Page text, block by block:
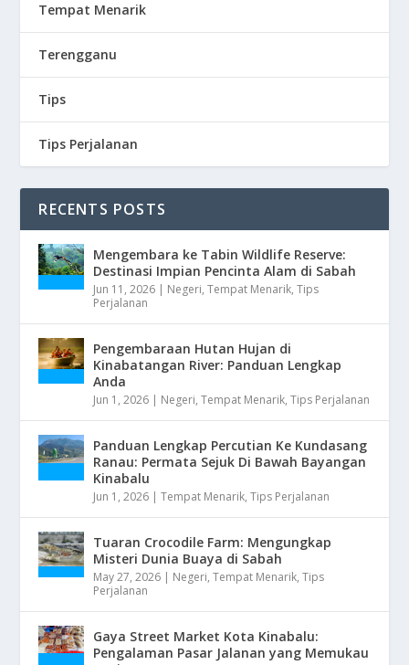
Tempat Menarik
Terengganu
Tips
Tips Perjalanan
RECENTS POSTS
Mengembara ke Tabin Wildlife Reserve:
Destinasi Impian Pencinta Alam di Sabah
Jun 11, 2026 | Negeri,Tempat Menarik,Tips
Perjalanan
Pengembaraan Hutan Hujan di
Kinabatangan River: Panduan Lengkap
Anda
Jun 1, 2026 | Negeri,Tempat Menarik,Tips Perjalanan
Panduan Lengkap Percutian Ke Kundasang
Ranau: Permata Sejuk Di Bawah Bayangan
Kinabalu
Jun 1, 2026 |Tempat Menarik,Tips Perjalanan
Tuaran Crocodile Farm: Mengungkap
Misteri Dunia Buaya di Sabah
May 27, 2026 | Negeri,Tempat Menarik,Tips
Perjalanan
Gaya Street Market Kota Kinabalu:
Pengalaman Pasar Jalanan yang Memukau